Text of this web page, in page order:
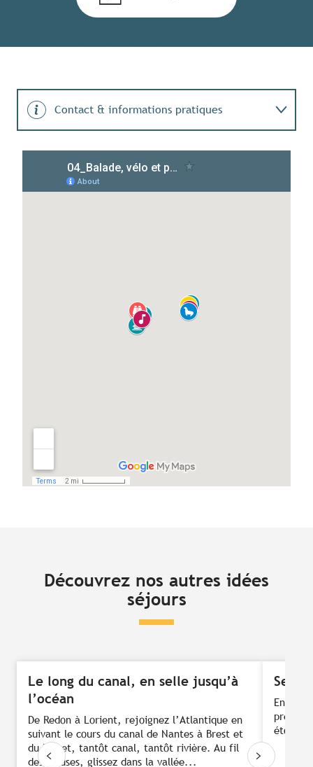
Contact & informations pratiques
Engagement durable
Découvrez nos autres idées
séjours
Le long du canal, en selle jusqu’à
l’océan
De Redon à Lorient, rejoignez l’Atlantique en
suivant le cours du canal de Nantes à Brest et
du Blavet, tantôt canal, tantôt rivière. Au fil
des écluses, glissez dans la vallée...
Se
Envie
près de
étoiles…